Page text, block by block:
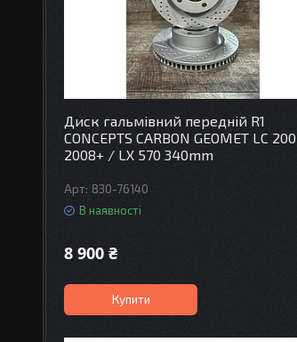
Диск гальмівний передній R1
CONCEPTS CARBON GEOMET LC 200
2008+ / LX 570 340mm
830-76140
В наявності
8 900 ₴
Купити